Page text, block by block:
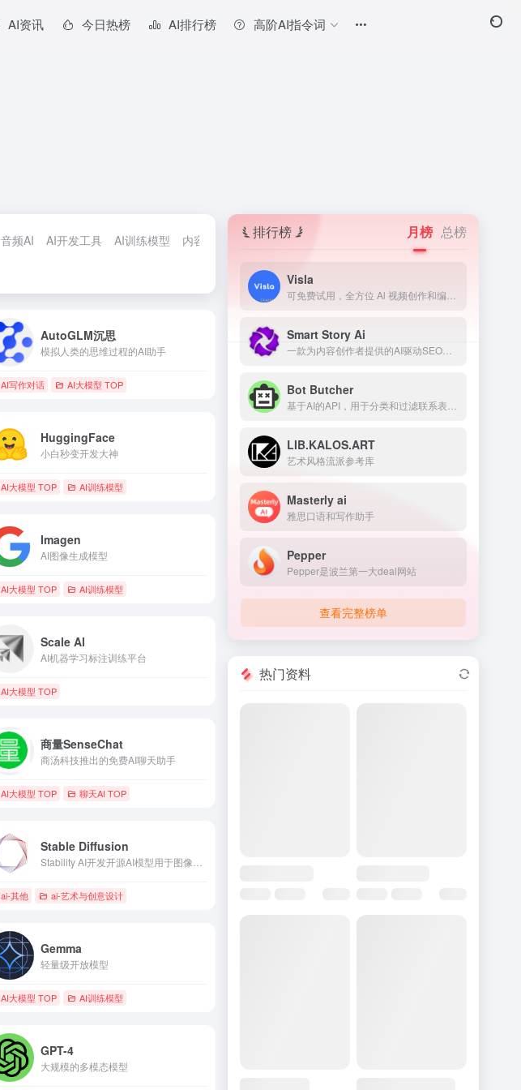
AI资讯 今日热榜 AI排行榜 高阶AI指令词
音频AI AI开发工具 AI训练模型 内容检测神器 翻译AI 模型测评工具
AutoGLM沉思
模拟人类的思维过程的AI助手
AI写作对话 AI大模型 TOP
HuggingFace
小白秒变开发大神
AI大模型 TOP AI训练模型
Imagen
AI图像生成模型
AI大模型 TOP AI训练模型
Scale Al
AI机器学习标注训练平台
AI大模型 TOP
商量SenseChat
商汤科技推出的免费AI聊天助手
AI大模型 TOP 聊天AI TOP
Stable Diffusion
ai-其他 ai-艺术与创意设计
Gemma
轻量级开放模型
AI大模型 TOP AI训练模型
GPT-4
大规模的多模态模型
排行榜 月榜 总榜
Visla
Smart Story Ai
Bot Butcher
LIB.KALOS.ART
艺术风格流派参考库
Masterly ai
雅思口语和写作助手
Pepper
Pepper是波兰第一大deal网站
查看完整榜单
热门资料